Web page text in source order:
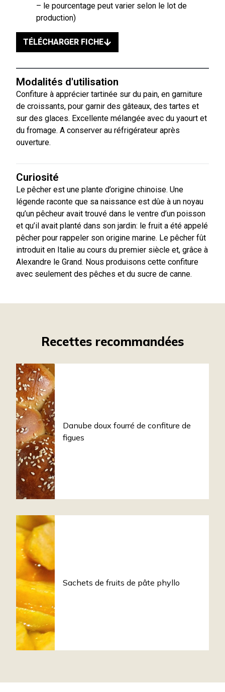
– le pourcentage peut varier selon le lot de
production)
TÉLÉCHARGER FICHE
Modalités d'utilisation
Confiture à apprécier tartinée sur du pain, en garniture
de croissants, pour garnir des gâteaux, des tartes et
sur des glaces. Excellente mélangée avec du yaourt et
du fromage. A conserver au réfrigérateur après
ouverture.
Curiosité
Le pêcher est une plante d’origine chinoise. Une
légende raconte que sa naissance est dûe à un noyau
qu’un pêcheur avait trouvé dans le ventre d’un poisson
et qu’il avait planté dans son jardin: le fruit a été appelé
pêcher pour rappeler son origine marine. Le pêcher fût
introduit en Italie au cours du premier siècle et, grâce à
Alexandre le Grand. Nous produisons cette confiture
avec seulement des pêches et du sucre de canne.
Recettes recommandées
Danube doux fourré de confiture de
figues
Sachets de fruits de pâte phyllo